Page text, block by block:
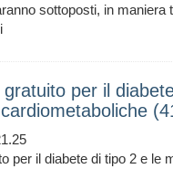
sottoposti, in maniera
per il
per il diabete di tipo 2 e le